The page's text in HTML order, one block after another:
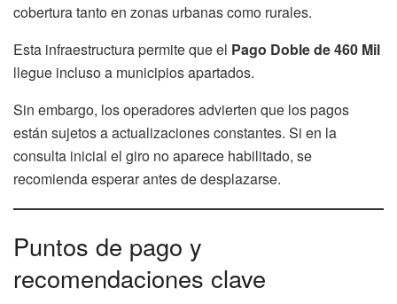
cobertura tanto en zonas urbanas como rurales.
Esta infraestructura permite que el Pago Doble de 460 Mil
llegue incluso a municipios apartados.
Sin embargo, los operadores advierten que los pagos
están sujetos a actualizaciones constantes. Si en la
consulta inicial el giro no aparece habilitado, se
recomienda esperar antes de desplazarse.
Puntos de pago y
recomendaciones clave